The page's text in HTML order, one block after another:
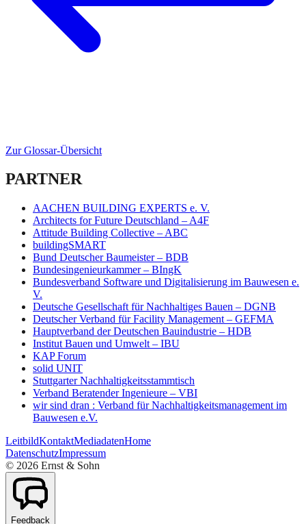
Zur Glossar-Übersicht
PARTNER
AACHEN BUILDING EXPERTS e. V.
Architects for Future Deutschland – A4F
Attitude Building Collective – ABC
buildingSMART
Bund Deutscher Baumeister – BDB
Bundesingenieurkammer – BIngK
Bundesverband Software und Digitalisierung im Bauwesen e.
V.
Deutsche Gesellschaft für Nachhaltiges Bauen – DGNB
Deutscher Verband für Facility Management – GEFMA
Hauptverband der Deutschen Bauindustrie – HDB
Institut Bauen und Umwelt – IBU
KAP Forum
solid UNIT
Stuttgarter Nachhaltigkeitsstammtisch
Verband Beratender Ingenieure – VBI
wir sind dran : Verband für Nachhaltigkeitsmanagement im
Bauwesen e.V.
LeitbildKontaktMediadatenHome
DatenschutzImpressum
© 2026 Ernst & Sohn
Feedback